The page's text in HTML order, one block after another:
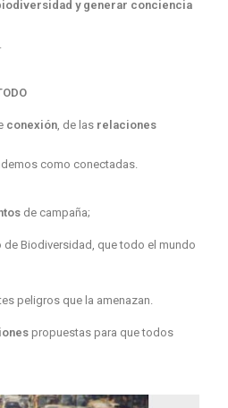
y generar conciencia
conexión, de las relaciones
como conectadas.
de campaña;
Biodiversidad, que todo el mundo
peligros que la amenazan.
propuestas para que todos